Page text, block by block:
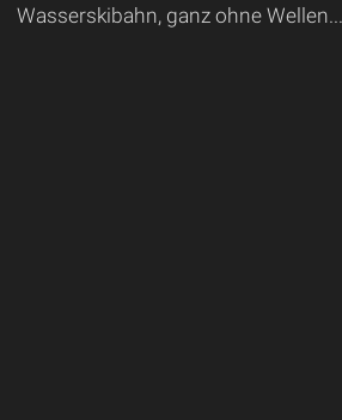
Wasserskibahn, ganz ohne Wellen...